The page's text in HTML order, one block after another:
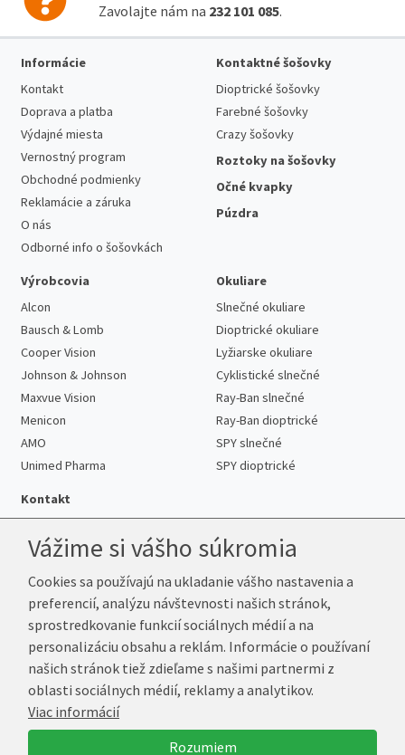
Zavolajte nám na 232 101 085.
Informácie
Kontakt
Doprava a platba
Výdajné miesta
Vernostný program
Obchodné podmienky
Reklamácie a záruka
O nás
Odborné info o šošovkách
Kontaktné šošovky
Dioptrické šošovky
Farebné šošovky
Crazy šošovky
Roztoky na šošovky
Očné kvapky
Púzdra
Výrobcovia
Alcon
Bausch & Lomb
Cooper Vision
Johnson & Johnson
Maxvue Vision
Menicon
AMO
Unimed Pharma
Okuliare
Slnečné okuliare
Dioptrické okuliare
Lyžiarske okuliare
Cyklistické slnečné
Ray-Ban slnečné
Ray-Ban dioptrické
SPY slnečné
SPY dioptrické
Kontakt
Telefón:+421 222 205 863
E-mail:info@k-sosovky.sk
Reklamačná adresa
Andrea Votavová
Revoluční 1017
290 01 Poděbrady
Česká republika
Vážime si vášho súkromia
Cookies sa používajú na ukladanie vášho nastavenia a
preferencií, analýzu návštevnosti našich stránok,
sprostredkovanie funkcií sociálnych médií a na
personalizáciu obsahu a reklám. Informácie o používaní
našich stránok tiež zdieľame s našimi partnermi z
oblasti sociálnych médií, reklamy a analytikov.
Viac informácií
Rozumiem